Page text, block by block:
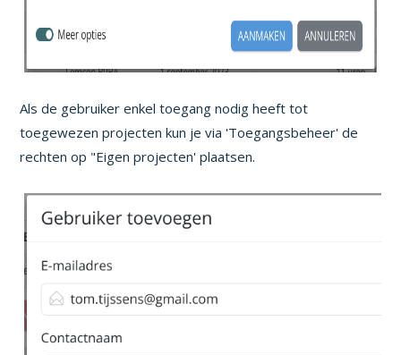
Als de gebruiker enkel toegang nodig heeft tot
toegewezen projecten kun je via 'Toegangsbeheer' de
rechten op "Eigen projecten' plaatsen.